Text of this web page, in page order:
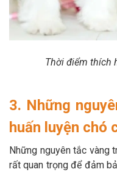
Thời điểm thích
3. Những
huấn luyện chó
Những nguyên tắc vàng
rất quan trọng để đảm